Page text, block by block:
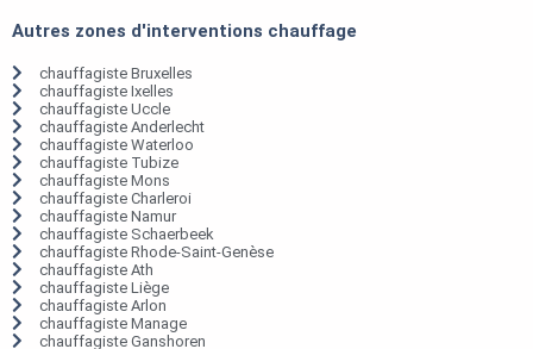
Autres zones d'interventions chauffage
chauffagiste Bruxelles
chauffagiste Ixelles
chauffagiste Uccle
chauffagiste Anderlecht
chauffagiste Waterloo
chauffagiste Tubize
chauffagiste Mons
chauffagiste Charleroi
chauffagiste Namur
chauffagiste Schaerbeek
chauffagiste Rhode-Saint-Genèse
chauffagiste Ath
chauffagiste Liège
chauffagiste Arlon
chauffagiste Manage
chauffagiste Ganshoren